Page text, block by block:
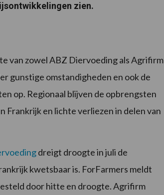
zien.
van zowel ABZ Diervoeding als Agrifirm
gunstige omstandigheden en ook de
op. Regionaal blijven de opbrengsten
en lichte verliezen in delen van
dreigt droogte in juli de
kwetsbaar is. ForFarmers meldt
door hitte en droogte. Agrifirm